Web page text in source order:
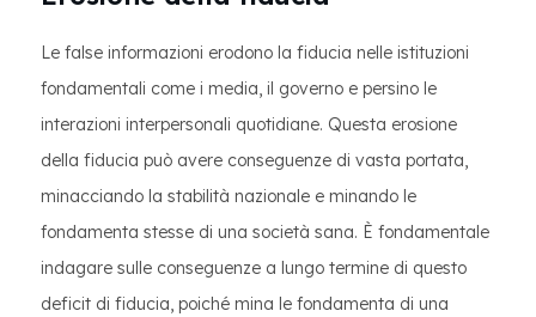
Le false informazioni erodono la fiducia nelle istituzioni
fondamentali come i media, il governo e persino le
interazioni interpersonali quotidiane. Questa erosione
della fiducia può avere conseguenze di vasta portata,
minacciando la stabilità nazionale e minando le
fondamenta stesse di una società sana. È fondamentale
indagare sulle conseguenze a lungo termine di questo
deficit di fiducia, poiché mina le fondamenta di una